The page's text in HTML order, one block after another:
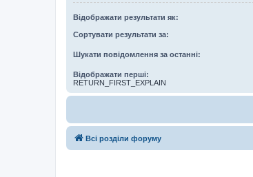
Відображати результати як:
Сортувати результати за:
Шукати повідомлення за останні:
Відображати перші:
RETURN_FIRST_EXPLAIN
Всі розділи форуму